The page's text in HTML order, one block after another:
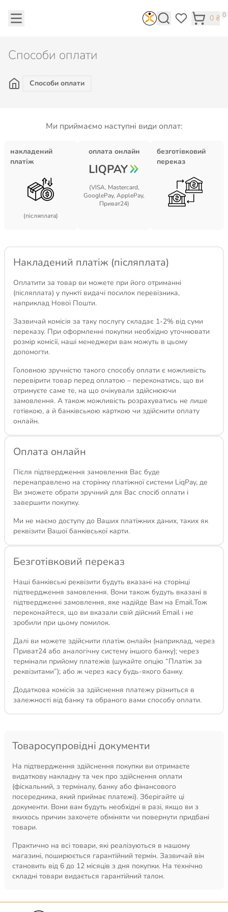
0 ₴ 0
Способи оплати
Способи оплати
Ми приймаємо наступні види оплат:
накладений
платіж
(післяплата)
оплата онлайн
(VISA, Mastercard,
GooglePay, ApplePay,
Приват24)
безготівковий
переказ
Накладений платіж (післяплата)
Оплатити за товар ви можете при його отриманні
(післяплата) у пункті видачі посилок перевізника,
наприклад Нової Пошти.
Зазвичай комісія за таку послугу складає 1-2% від суми
переказу. При оформленні покупки необхідно уточнювати
розмір комісії, наші менеджери вам можуть в цьому
допомогти.
Головною зручністю такого способу оплати є можливість
перевірити товар перед оплатою – переконатись, що ви
отримуєте саме те, на що очікували здійснюючи
замовлення. А також можливість розрахуватись не лише
готівкою, а й банківською карткою чи здійснити оплату
онлайн.
Оплата онлайн
Після підтвердження замовлення Вас буде
перенаправлено на сторінку платіжної системи LiqPay, де
Ви зможете обрати зручний для Вас спосіб оплати і
завершити покупку.
Ми не маємо доступу до Ваших платіжних даних, таких як
реквізити Вашої банківської карти.
Безготівковий переказ
Наші банківські реквізити будуть вказані на сторінці
підтвердження замовлення. Вони також будуть вказані в
підтвердженні замовлення, яке надійде Вам на Email.Тож
переконайтеся, що ви вказали свій дійсний Email і не
зробили при цьому помилок.
Далі ви можете здійснити платіж онлайн (наприклад, через
Приват24 або аналогічну систему іншого банку); через
термінали прийому платежів (шукайте опцію “Платіж за
реквізитами”); або ж через касу будь-якого банку.
Додаткова комісія за здійснення платежу різниться в
залежності від банку та обраного вами способу оплати.
Товаросупровідні документи
На підтвердження здійснення покупки ви отримаєте
видаткову накладну та чек про здійснення оплати
(фіскальний, з терміналу, банку або фінансового
посередника, який приймає платежі). Зберігайте ці
документи. Вони вам будуть необхідні в разі, якщо ви з
якихось причин захочете обміняти чи повернути придбані
товари.
Практично на всі товари, які реалізуються в нашому
магазині, поширюється гарантійний термін. Зазвичай він
становить від 6 до 12 місяців з дня покупки. На технічно
складні товари видається гарантійний талон.